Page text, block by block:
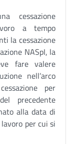
cessazione
a tempo
la cessazione
NASpI, la
fare valere
nell’arco
per
precedente
alla data di
per cui si